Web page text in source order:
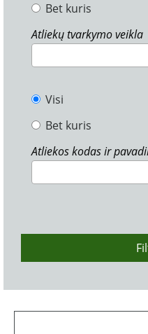
Bet kuris
Atliekų tvarkymo veikla
Visi
Bet kuris
Atliekos kodas ir